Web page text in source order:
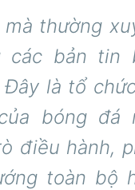
thường
các bản tin
Đây là tổ
bóng đá
điều hành,
toàn bộ